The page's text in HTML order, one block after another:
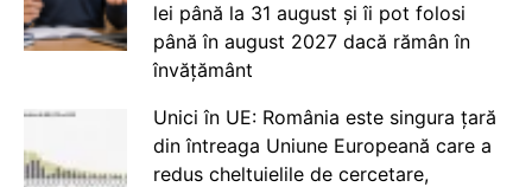
lei până la 31 august și îi pot folosi
până în august 2027 dacă rămân în
învățământ
Unici în UE: România este singura țară
din întreaga Uniune Europeană care a
redus cheltuielile de cercetare,